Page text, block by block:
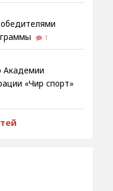
1
Академии
«Чир спорт»